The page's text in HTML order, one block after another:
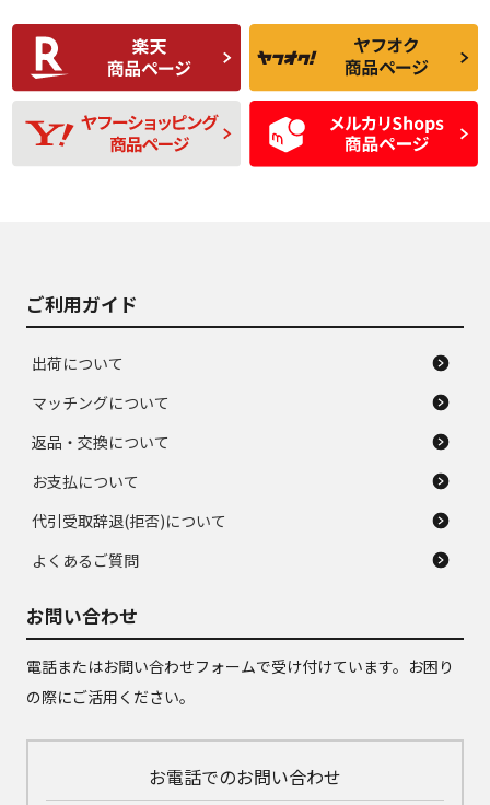
C
比較的きれいな中古
品
C
られるが、使用に問
題のない中古品
D
使用感や目立つ傷が
あり、一般的な中古
品
D
残り溝も少なく、偏
磨耗がみられ、短期
間使用できるくらい
の中古品
ご利用ガイド
出荷について
マッチングについて
返品・交換について
お支払について
代引受取辞退(拒否)について
よくあるご質問
お問い合わせ
電話またはお問い合わせフォームで受け付けています。お困り
の際にご活用ください。
お電話でのお問い合わせ